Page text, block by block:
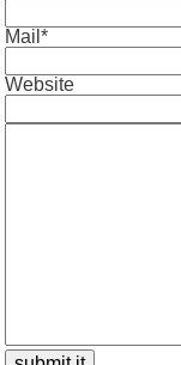
Mail*
Website